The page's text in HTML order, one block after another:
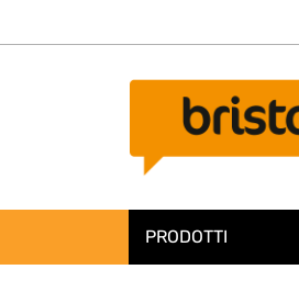
PRODOTTI
components/